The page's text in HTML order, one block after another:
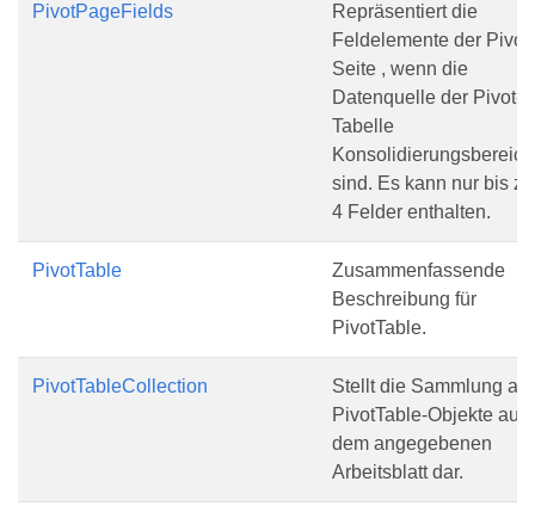
PivotPageFields
Repräsentiert die
Feldelemente der Pivot-
Seite , wenn die
Datenquelle der Pivot-
Tabelle
sind. Es kann nur bis zu
4 Felder enthalten.
PivotTable
Zusammenfassende
Beschreibung für
PivotTable.
PivotTableCollection
Stellt die Sammlung
PivotTable-Objekte auf
dem angegebenen
Arbeitsblatt dar.